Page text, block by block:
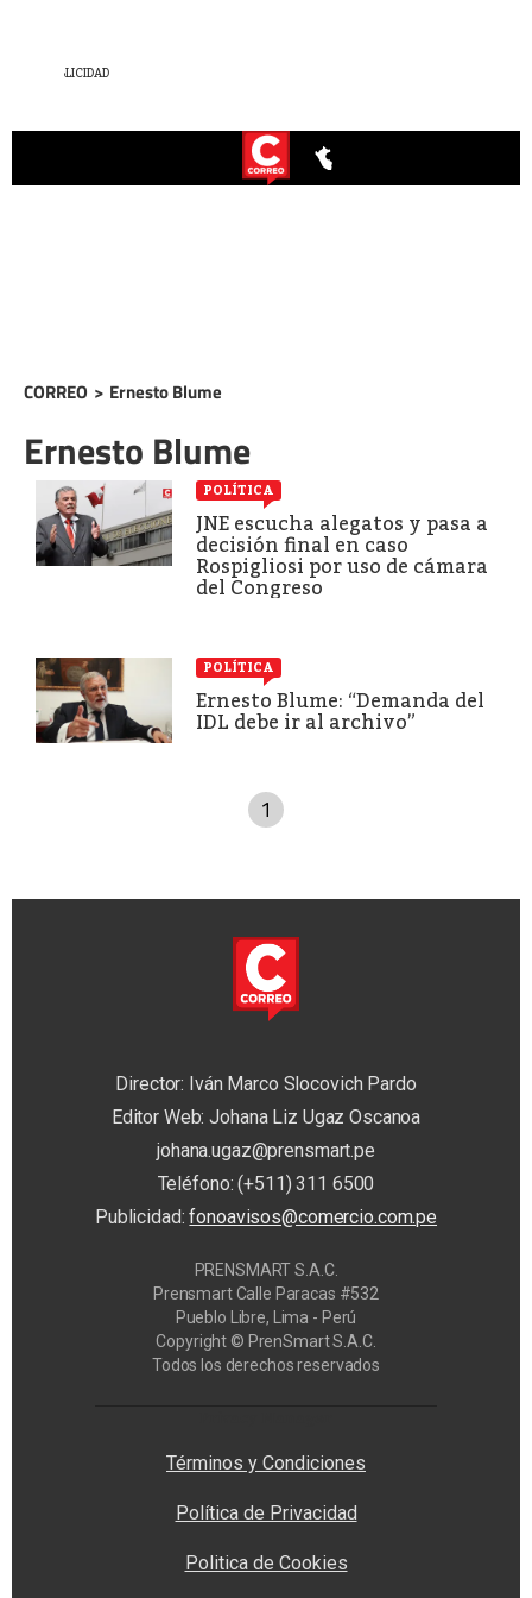
CORREO > Ernesto Blume
Ernesto Blume
POLÍTICA
JNE escucha alegatos y pasa a
decisión final en caso
Rospigliosi por uso de cámara
del Congreso
POLÍTICA
Ernesto Blume: “Demanda del
IDL debe ir al archivo”
1
Director: Iván Marco Slocovich Pardo
Editor Web: Johana Liz Ugaz Oscanoa
johana.ugaz@prensmart.pe
Teléfono: (+511) 311 6500
Publicidad:fonoavisos@comercio.com.pe
PRENSMART S.A.C.
Prensmart Calle Paracas #532
Pueblo Libre, Lima - Perú
Copyright © PrenSmart S.A.C.
Todos los derechos reservados
Términos y Condiciones
Política de Privacidad
Politica de Cookies